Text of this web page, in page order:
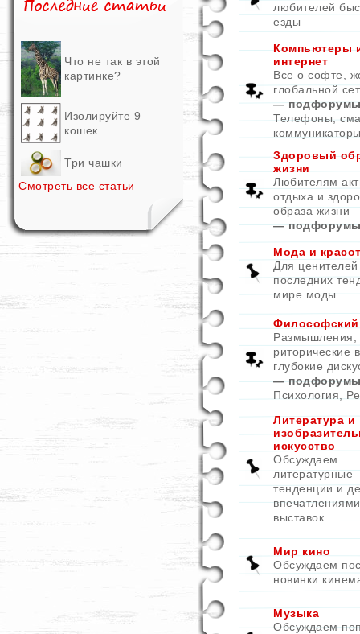
Что не так в этой
картинке?
Изолируйте 9
кошек
Три чашки
Смотреть все статьи
любителей
езды
Компьютеры
интернет
Все о софте,
глобальной
—
Телефоны,
Здоровый
жизни
Любителям
отдыха и
образа жизни
—
Мода и
Для ценителей
последних
мире моды
Философский
Размышления,
риторические
глубокие
—
Психология
Литература и
искусство
Обсуждаем
литературные
тенденции и
выставок
Мир кино
Обсуждаем
новинки
Музыка
Обсуждаем